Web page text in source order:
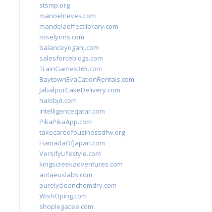
stsmp.org
manoelneves.com
mandelaeffectlibrary.com
roselynns.com
balanceyoganj.com
salesforceblogs.com
TrainGames365.com
BaytownEvaCationRentals.com
JabalpurCakeDelivery.com
halobjd.com
intelligenceqatar.com
PikaPikaApp.com
takecareofbusinessdfw.org
HamadaOfJapan.com
VersifyLifestyle.com
kingscreekadventures.com
antaeuslabs.com
purelycleanchemdry.com
WishOping.com
shoplegacee.com